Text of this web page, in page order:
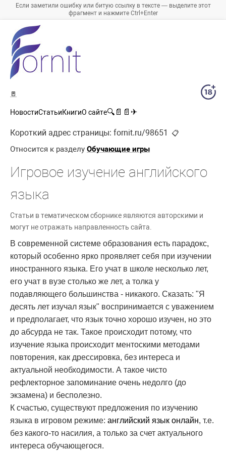
Если заметили ошибку или битую ссылку в тексте — выделите этот
фрагмент и нажмите Ctrl+Enter
🚪
НовостиСтатьиКнигиО сайте🔍 📄 📄 ✈
Короткий адрес страницы: fornit.ru/98651 📋
Относится к разделу Обучающие игры
Игровое изучение английского
языка
Статьи в тематическом сборнике являются авторскими и
могут не отражать направленность сайта.
В современной системе образования есть парадокс,
который особенно ярко проявляет себя при изучении
иностранного языка. Его учат в школе несколько лет,
его учат в вузе столько же лет, а толка у
подавляющего большинства - никакого. Сказать: "Я
десять лет изучал язык" воспринимается с уважением
и предполагает, что язык точно хорошо изучен, но это
до абсурда не так. Такое происходит потому, что
изучение языка происходит ментоскими методами
повторения, как дрессировка, без интереса и
актуальной необходимости. А такое чисто
рефлекторное запоминание очень недолго (до
экзамена) и бесполезно.
К счастью, существуют предложения по изучению
языка в игровом режиме: английский язык онлайн, т.е.
без какого-то насилия, а только за счет актуального
интереса обучающегося.